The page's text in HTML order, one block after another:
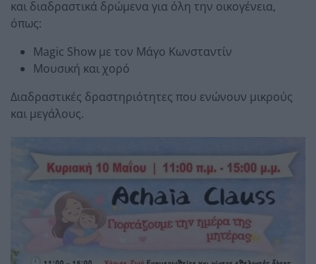
και διαδραστικά δρώμενα για όλη την οικογένεια,
όπως:
Magic Show με τον Μάγο Κωνσταντίν
Μουσική και χορό
Διαδραστικές δραστηριότητες που ενώνουν μικρούς
και μεγάλους.